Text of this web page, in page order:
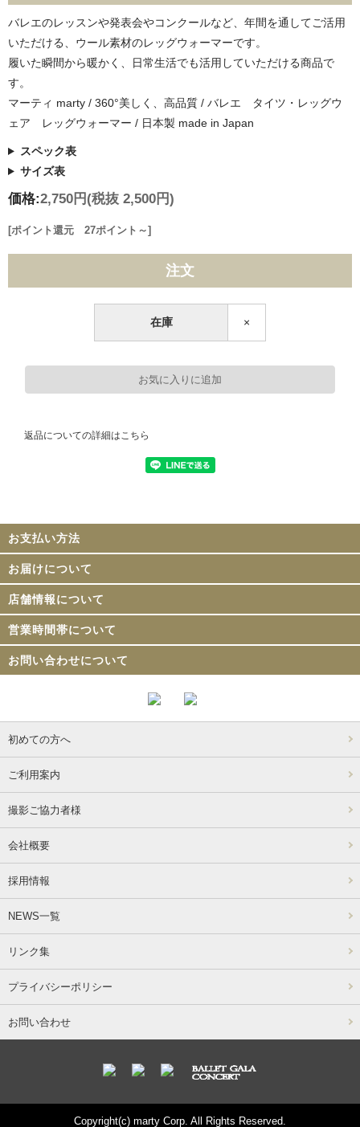
バレエのレッスンや発表会やコンクールなど、年間を通してご活用
いただける、ウール素材のレッグウォーマーです。
履いた瞬間から暖かく、日常生活でも活用していただける商品で
す。
マーティ marty / 360°美しく、高品質 / バレエ タイツ・レッグウ
ェア レッグウォーマー / 日本製 made in Japan
スペック表
サイズ表
価格:2,750円 (税抜 2,500円)
[ポイント還元 27ポイント～]
注文
在庫 ×
返品についての詳細はこちら
お支払い方法
お届けについて
店舗情報について
営業時間帯について
お問い合わせについて
初めての方へ
ご利用案内
撮影ご協力者様
会社概要
採用情報
NEWS一覧
リンク集
プライバシーポリシー
お問い合わせ
Copyright(c) marty Corp. All Rights Reserved.